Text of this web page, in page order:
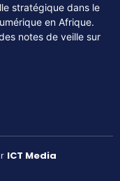
stratégique dans le
en Afrique.
notes de veille sur
ICT Media